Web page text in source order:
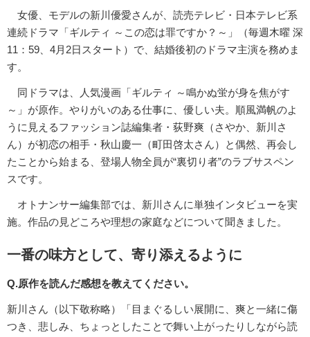
女優、モデルの新川優愛さんが、読売テレビ・日本テレビ系
連続ドラマ「ギルティ ～この恋は罪ですか？～」（毎週木曜 深
11：59、4月2日スタート）で、結婚後初のドラマ主演を務めま
す。
同ドラマは、人気漫画「ギルティ ～鳴かぬ蛍が身を焦がす
～」が原作。やりがいのある仕事に、優しい夫。順風満帆のよ
うに見えるファッション誌編集者・荻野爽（さやか、新川さ
ん）が初恋の相手・秋山慶一（町田啓太さん）と偶然、再会し
たことから始まる、登場人物全員が“裏切り者”のラブサスペン
スです。
オトナンサー編集部では、新川さんに単独インタビューを実
施。作品の見どころや理想の家庭などについて聞きました。
一番の味方として、寄り添えるように
Q.原作を読んだ感想を教えてください。
新川さん（以下敬称略）「目まぐるしい展開に、爽と一緒に傷
つき、悲しみ、ちょっとしたことで舞い上がったりしながら読